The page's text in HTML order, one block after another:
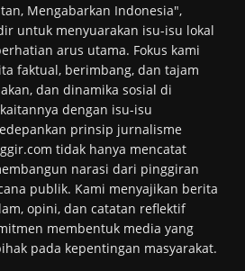
Mengabarkan Indonesia",
untuk menyuarakan isu-isu lokal
arus utama. Fokus kami
faktual, berimbang, dan tajam
dan dinamika sosial di
dengan isu-isu
prinsip jurnalisme
tidak hanya mencatat
narasi dari pinggiran
publik. Kami menyajikan berita
opini, dan catatan reflektif
membentuk media yang
pada kepentingan masyarakat.